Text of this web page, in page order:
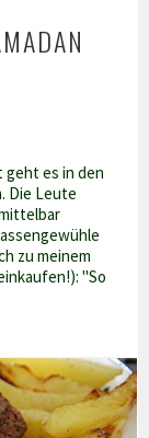
geht es in den
Die Leute
zu meinem
"So